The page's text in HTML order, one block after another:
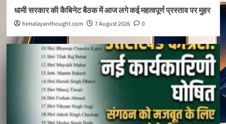
धामी सरकार की कैबिनेट बैठक में आज लगे कई महत्वपूर्ण प्रस्ताव पर मुहर
himalayanthought.com 7 August 2026 0